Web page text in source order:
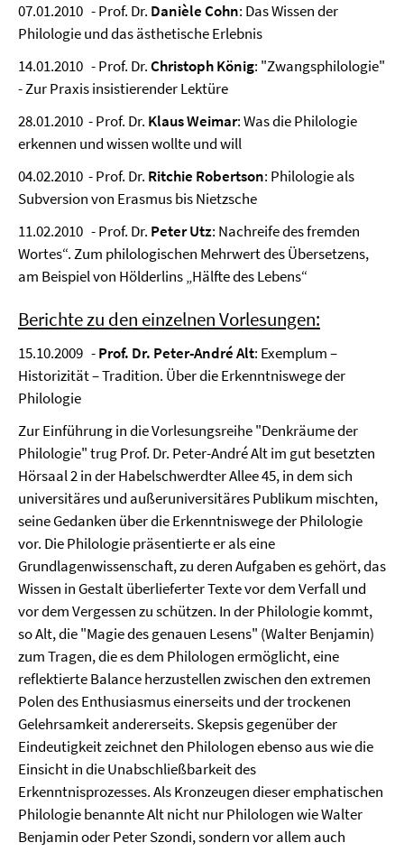
07.01.2010 - Prof. Dr. Danièle Cohn: Das Wissen der
Philologie und das ästhetische Erlebnis
14.01.2010 - Prof. Dr.Christoph König: "Zwangsphilologie"
- Zur Praxis insistierender Lektüre
28.01.2010 - Prof. Dr. Klaus Weimar: Was die Philologie
erkennen und wissen wollte und will
04.02.2010 - Prof. Dr. Ritchie Robertson: Philologie als
Subversion von Erasmus bis Nietzsche
11.02.2010 - Prof. Dr. Peter Utz: Nachreife des fremden
Wortes“. Zum philologischen Mehrwert des Übersetzens,
am Beispiel von Hölderlins „Hälfte des Lebens“
Berichte zu den einzelnen Vorlesungen:
15.10.2009 -Prof. Dr. Peter-André Alt: Exemplum –
Historizität – Tradition. Über die Erkenntniswege der
Philologie
Zur Einführung in die Vorlesungsreihe "Denkräume der
Philologie" trug Prof. Dr. Peter-André Alt im gut besetzten
Hörsaal 2 in der Habelschwerdter Allee 45, in dem sich
universitäres und außeruniversitäres Publikum mischten,
seine Gedanken über die Erkenntniswege der Philologie
vor. Die Philologie präsentierte er als eine
Grundlagenwissenschaft, zu deren Aufgaben es gehört, das
Wissen in Gestalt überlieferter Texte vor dem Verfall und
vor dem Vergessen zu schützen. In der Philologie kommt,
so Alt, die "Magie des genauen Lesens" (Walter Benjamin)
zum Tragen, die es dem Philologen ermöglicht, eine
reflektierte Balance herzustellen zwischen den extremen
Polen des Enthusiasmus einerseits und der trockenen
Gelehrsamkeit andererseits. Skepsis gegenüber der
Eindeutigkeit zeichnet den Philologen ebenso aus wie die
Einsicht in die Unabschließbarkeit des
Erkenntnisprozesses. Als Kronzeugen dieser emphatischen
Philologie benannte Alt nicht nur Philologen wie Walter
Benjamin oder Peter Szondi, sondern vor allem auch